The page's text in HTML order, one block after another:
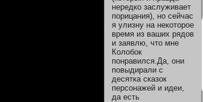
нередко заслуживает
порицания), но сейчас
я улизну на некоторое
время из ваших рядов
и заявлю, что мне
Колобок
понравился.Да, они
повыдирали с
десятка сказок
персонажей и идеи,
да есть